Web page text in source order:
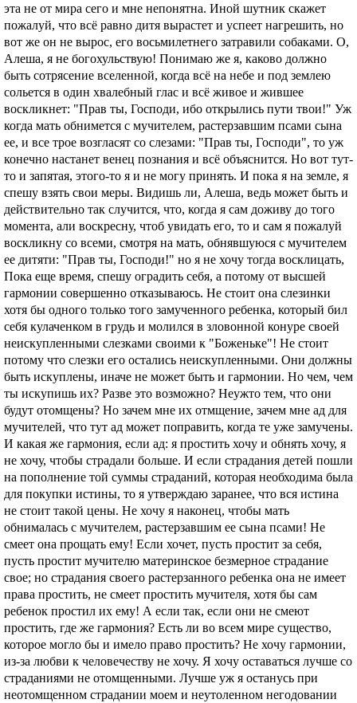
эта не от мира сего и мне непонятна. Иной шутник скажет
пожалуй, что всё равно дитя вырастет и успеет нагрешить, но
вот же он не вырос, его восьмилетнего затравили собаками. О,
Алеша, я не богохульствую! Понимаю же я, каково должно
быть сотрясение вселенной, когда всё на небе и под землею
сольется в один хвалебный глас и всё живое и жившее
воскликнет: "Прав ты, Господи, ибо открылись пути твои!" Уж
когда мать обнимется с мучителем, растерзавшим псами сына
ее, и все трое возгласят со слезами: "Прав ты, Господи", то уж
конечно настанет венец познания и всё объяснится. Но вот тут-
то и запятая, этого-то я и не могу принять. И пока я на земле, я
спешу взять свои меры. Видишь ли, Алеша, ведь может быть и
действительно так случится, что, когда я сам доживу до того
момента, али воскресну, чтоб увидать его, то и сам я пожалуй
воскликну со всеми, смотря на мать, обнявшуюся с мучителем
ее дитяти: "Прав ты, Господи!" но я не хочу тогда восклицать,
Пока еще время, спешу оградить себя, а потому от высшей
гармонии совершенно отказываюсь. Не стоит она слезинки
хотя бы одного только того замученного ребенка, который бил
себя кулаченком в грудь и молился в зловонной конуре своей
неискупленными слезками своими к "Боженьке"! Не стоит
потому что слезки его остались неискупленными. Они должны
быть искуплены, иначе не может быть и гармонии. Но чем, чем
ты искупишь их? Разве это возможно? Неужто тем, что они
будут отомщены? Но зачем мне их отмщение, зачем мне ад для
мучителей, что тут ад может поправить, когда те уже замучены.
И какая же гармония, если ад: я простить хочу и обнять хочу, я
не хочу, чтобы страдали больше. И если страдания детей пошли
на пополнение той суммы страданий, которая необходима была
для покупки истины, то я утверждаю заранее, что вся истина
не стоит такой цены. Не хочу я наконец, чтобы мать
обнималась с мучителем, растерзавшим ее сына псами! Не
смеет она прощать ему! Если хочет, пусть простит за себя,
пусть простит мучителю материнское безмерное страдание
свое; но страдания своего растерзанного ребенка она не имеет
права простить, не смеет простить мучителя, хотя бы сам
ребенок простил их ему! А если так, если они не смеют
простить, где же гармония? Есть ли во всем мире существо,
которое могло бы и имело право простить? Не хочу гармонии,
из-за любви к человечеству не хочу. Я хочу оставаться лучше со
страданиями не отомщенными. Лучше уж я останусь при
неотомщенном страдании моем и неутоленном негодовании